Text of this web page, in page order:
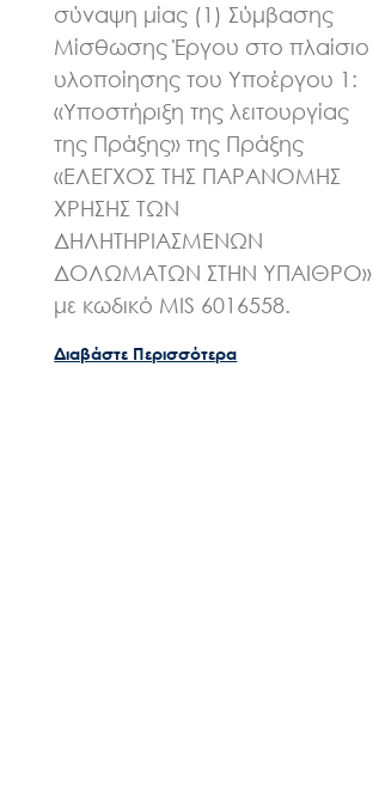
σύναψη μίας (1) Σύμβασης
Μίσθωσης Έργου στο πλαίσιο
υλοποίησης του Υποέργου 1:
«Υποστήριξη της λειτουργίας
της Πράξης» της Πράξης
«ΕΛΕΓΧΟΣ ΤΗΣ ΠΑΡΑΝΟΜΗΣ
ΧΡΗΣΗΣ ΤΩΝ
ΔΗΛΗΤΗΡΙΑΣΜΕΝΩΝ
ΔΟΛΩΜΑΤΩΝ ΣΤΗΝ ΥΠΑΙΘΡΟ»
με κωδικό MIS 6016558.
Διαβάστε Περισσότερα